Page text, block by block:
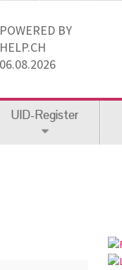
POWERED BY
HELP.CH
06.08.2026
UID-Register